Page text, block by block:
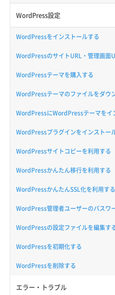
WordPress設定
WordPressをインストールする
WordPressのサイトURL・管理画面
WordPressテーマを購入する
WordPressテーマのファイルをダウ
WordPressにWordPressテーマをイ
WordPressプラグインをインストー
WordPressサイトコピーを利用する
WordPressかんたん移行を利用する
WordPressかんたんSSL化を利用する
WordPress管理者ユーザーのパスワ
WordPressの設定ファイルを編集す
WordPressを初期化する
WordPressを削除する
エラー・トラブル